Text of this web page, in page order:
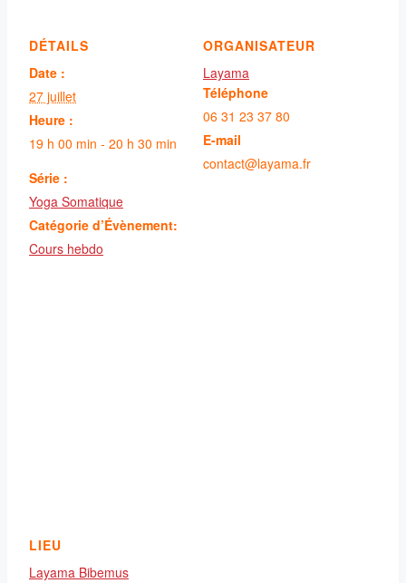
DÉTAILS
Date :
27 juillet
Heure :
19 h 00 min - 20 h 30 min
Série :
Yoga Somatique
Catégorie d’Évènement:
Cours hebdo
ORGANISATEUR
Layama
Téléphone
06 31 23 37 80
E-mail
contact@layama.fr
LIEU
Layama Bibemus